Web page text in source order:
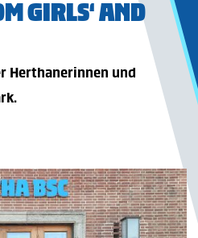
GIRLS‘ AND
Herthanerinnen und